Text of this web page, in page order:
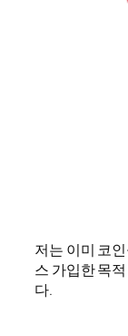
저는 이미 코
스 가입한 목
다.